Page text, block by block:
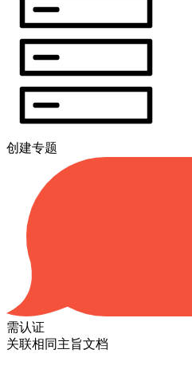
创建专题
需认证
关联相同主旨文档